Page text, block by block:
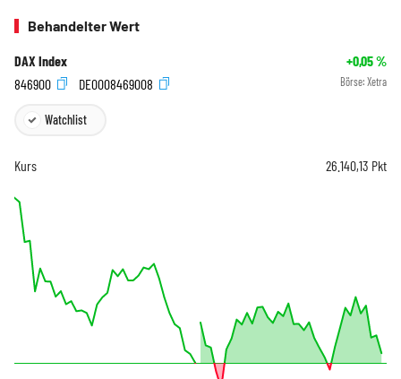
Behandelter Wert
DAX Index +0,05%
846900
DE0008469008 Börse: Xetra
Watchlist
Kurs 26.140,13 Pkt